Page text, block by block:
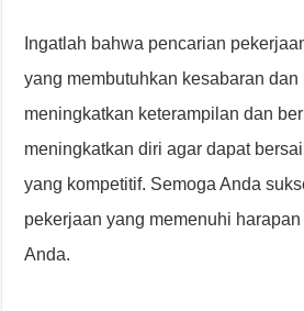
Ingatlah bahwa pencarian
yang membutuhkan kesabaran dan
meningkatkan keterampilan dan
meningkatkan diri agar dapat
yang kompetitif. Semoga Anda
pekerjaan yang memenuhi
Anda.